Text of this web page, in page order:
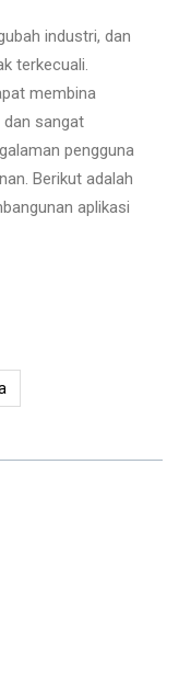
industri, dan
terkecuali.
membina
dan sangat
pengguna
Berikut adalah
aplikasi